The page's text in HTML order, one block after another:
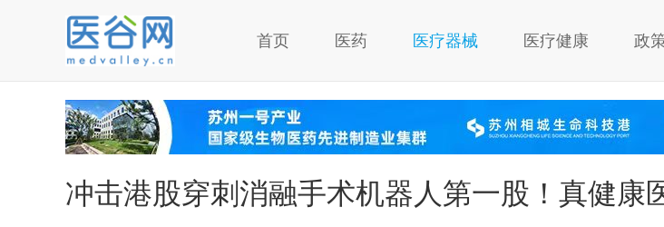
首页 医药 医疗器械 医疗健康 政
冲击港股穿刺消融手术机器人第一股！真健康